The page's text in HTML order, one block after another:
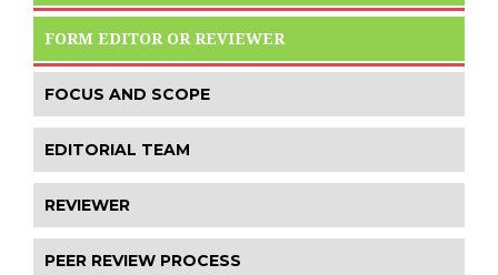
FORM EDITOR OR REVIEWER
FOCUS AND SCOPE
EDITORIAL TEAM
REVIEWER
PEER REVIEW PROCESS